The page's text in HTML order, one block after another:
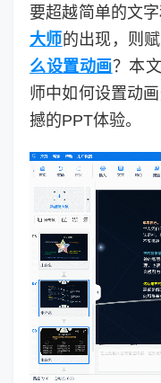
要超越简单的文
大师的出现，则
么设置动画？本
师中如何设置动
撼的PPT体验。